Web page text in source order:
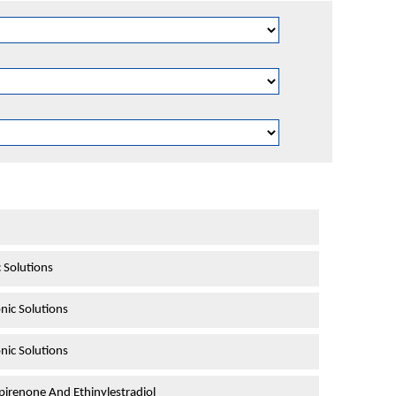
Solutions
Solutions
Solutions
And Ethinylestradiol